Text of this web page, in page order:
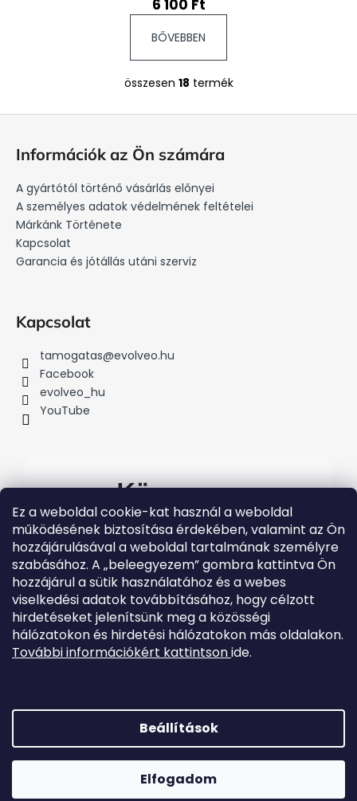
Ez a weboldal cookie-kat használ a weboldal
működésének biztosítása érdekében, valamint az Ön
hozzájárulásával a weboldal tartalmának személyre
szabásához. A „beleegyezem” gombra kattintva Ön
hozzájárul a sütik használatához és a webes
viselkedési adatok továbbításához, hogy célzott
hirdetéseket jelenítsünk meg a közösségi
hálózatokon és hirdetési hálózatokon más oldalakon.
További információkért kattintsonide.
Beállítások
Elfogadom
6 100 Ft
BŐVEBBEN
L
t
a
r
á
í
összesen 18 termék
Információk az Ön számára
A gyártótól történő vásárlás előnyei
A személyes adatok védelmének feltételei
Márkánk Története
Kapcsolat
Garancia és jótállás utáni szerviz
Kapcsolat
tamogatas@evolveo.hu
Facebook
evolveo_hu
YouTube
Kövessen
minket
#evolveo
A legfrissebb Evolveo
eseményekért látogasson el
közösségi média
csatornáinkra
EVOLVEO.hu. Minden jog fenntartva.